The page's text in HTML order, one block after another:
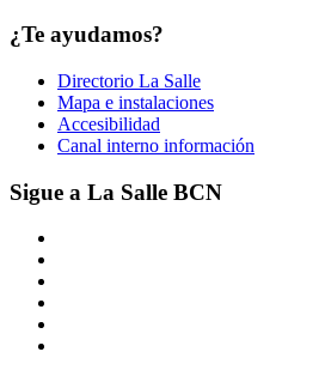
¿Te ayudamos?
Directorio La Salle
Mapa e instalaciones
Accesibilidad
Canal interno información
Sigue a La Salle BCN